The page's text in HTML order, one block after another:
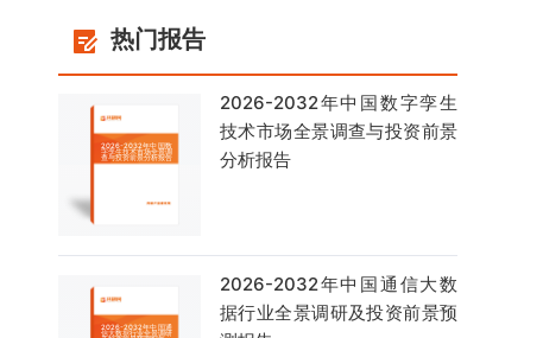
热门报告
2026-2032年中国数字孪生
技术市场全景调查与投资前景
分析报告
2026-2032年中国通信大数
据行业全景调研及投资前景预